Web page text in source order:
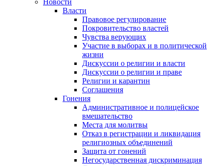
Новости
Власти
Правовое регулирование
Покровительство властей
Чувства верующих
Участие в выборах и в политической
жизни
Дискуссии о религии и власти
Дискуссии о религии и праве
Религии и карантин
Соглашения
Гонения
Административное и полицейское
вмешательство
Места для молитвы
Отказ в регистрации и ликвидация
религиозных объединений
Защита от гонений
Негосударственная дискриминация